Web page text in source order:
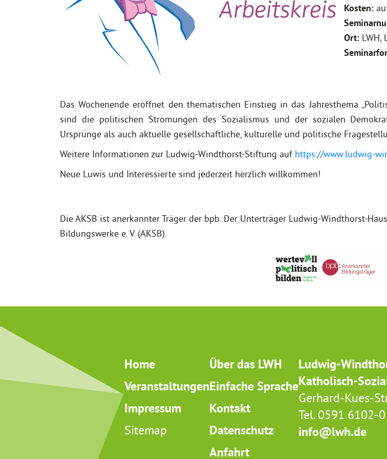
Kosten:
Ort: LWH,
Das Wochenende eröffnet den thematischen Einstieg in das Jahresthema
sind die politischen Strömungen des Sozialismus und der sozialen
Ursprünge als auch aktuelle gesellschaftliche, kulturelle und politische
Weitere Informationen zur Ludwig-Windthorst-Stiftung auf https://www.ludwig-
Neue Luwis und Interessierte sind jederzeit herzlich willkommen!
Die AKSB ist anerkannter Träger der bpb. Der Unterträger Ludwig-Windthorst-
Bildungswerke e. V. (AKSB).
Home
Veranstaltungen
Impressum
Sitemap
Über das LWH
Einfache Sprache
Kontakt
Datenschutz
Anfahrt
Ludwig-
Katholisch-
Gerhard-Kues-
Tel. 0591 6102-
info@lwh.de